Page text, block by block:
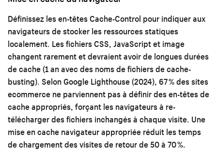
Définissez les en-têtes Cache-Control pour indiquer aux
navigateurs de stocker les ressources statiques
localement. Les fichiers CSS, JavaScript et image
changent rarement et devraient avoir de longues durées
de cache (1 an avec des noms de fichiers de cache-
busting). Selon Google Lighthouse (2024), 67 % des sites
ecommerce ne parviennent pas à définir des en-têtes de
cache appropriés, forçant les navigateurs à re-
télécharger des fichiers inchangés à chaque visite. Une
mise en cache navigateur appropriée réduit les temps
de chargement des visites de retour de 50 à 70 %.